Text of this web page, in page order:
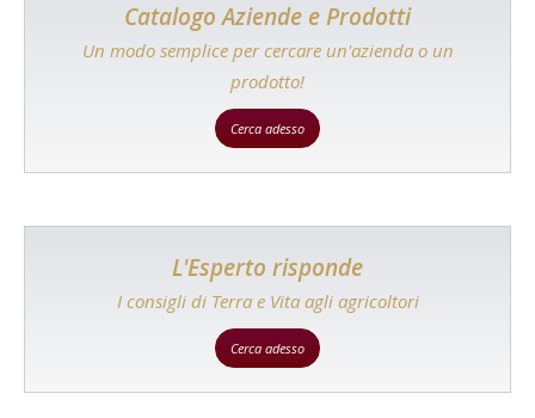
Catalogo Aziende e Prodotti
Un modo semplice per cercare un'azienda o un
prodotto!
Cerca adesso
L'Esperto risponde
I consigli di Terra e Vita agli agricoltori
Cerca adesso